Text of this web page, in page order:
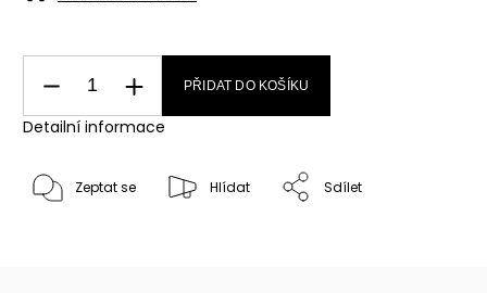
PŘIDAT DO KOŠÍKU
Detailní informace
Zeptat se Hlídat Sdílet